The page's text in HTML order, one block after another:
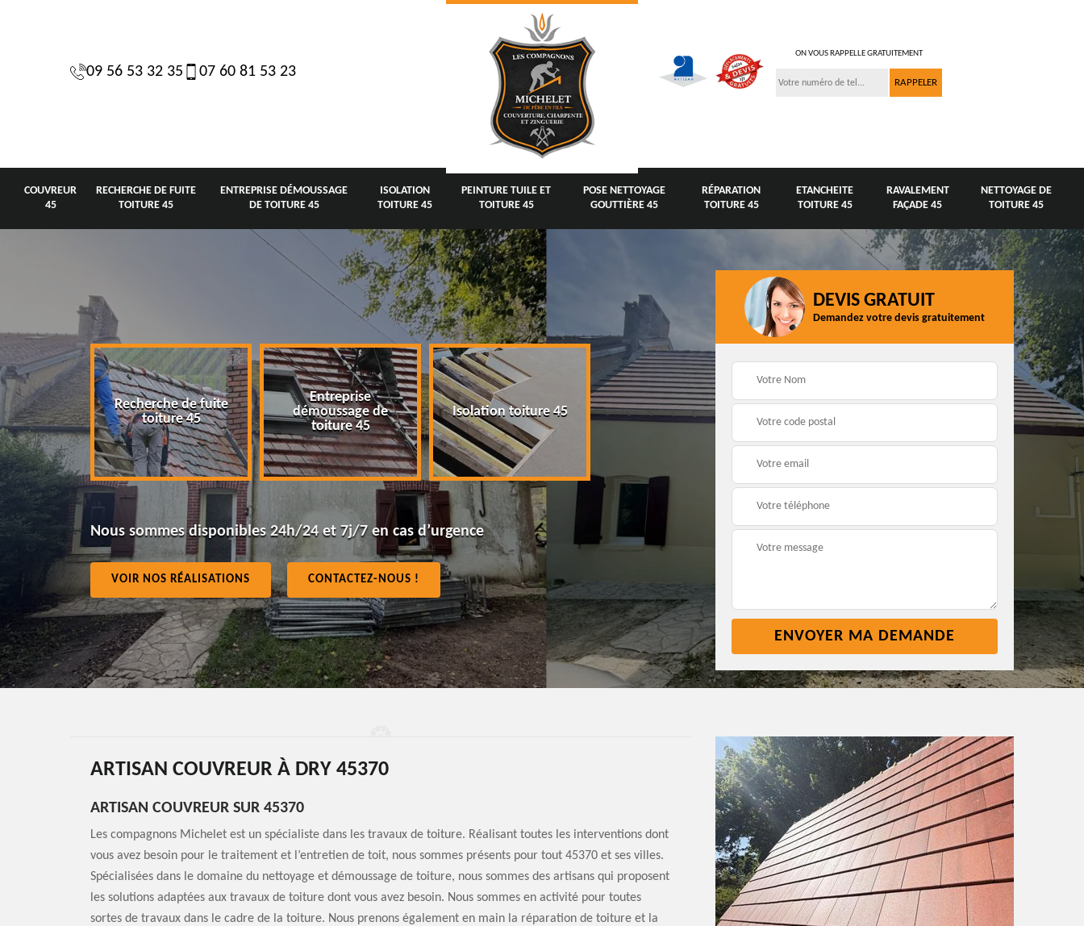
09 56 53 32 35 07 60 81 53 23
ON VOUS RAPPELLE GRATUITEMENT
COUVREUR
45
RECHERCHE DE FUITE
TOITURE 45
ENTREPRISE DÉMOUSSAGE
DE TOITURE 45
ISOLATION
TOITURE 45
PEINTURE TUILE ET
TOITURE 45
POSE NETTOYAGE
GOUTTIÈRE 45
RÉPARATION
TOITURE 45
ETANCHEITE
TOITURE 45
RAVALEMENT
FAÇADE 45
NETTOYAGE DE
TOITURE 45
45
Recherche de fuite
toiture 45
Entreprise
démoussage de
toiture 45
Isolation toiture 45
Peinture tuile et
toiture 45
Pose nettoyage
gouttière 45
Réparation toiture 45
Nous sommes disponibles 24h/24 et 7j/7 en cas d’urgence
VOIR NOS RÉALISATIONS CONTACTEZ-NOUS !
DEVIS GRATUIT
Demandez votre devis gratuitement
ARTISAN COUVREUR À DRY 45370
ARTISAN COUVREUR SUR 45370
Les compagnons Michelet est un spécialiste dans les travaux de toiture. Réalisant toutes les interventions dont
vous avez besoin pour le traitement et l’entretien de toit, nous sommes présents pour tout 45370 et ses villes.
Spécialisées dans le domaine du nettoyage et démoussage de toiture, nous sommes des artisans qui proposent
les solutions adaptées aux travaux de toiture dont vous avez besoin. Nous sommes en activité pour toutes
sortes de travaux dans le cadre de la toiture. Nous prenons également en main la réparation de toiture et la